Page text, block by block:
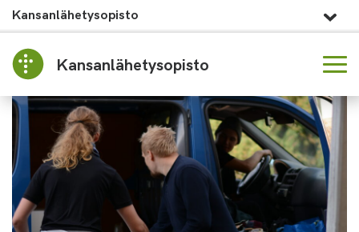
Kansanlähetysopisto
Kansanlähetysopisto